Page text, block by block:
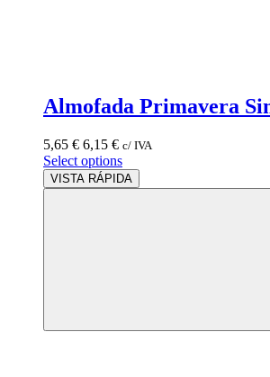
Almofada Primavera
5,65 € 6,15 € c/ IVA
Select options
VISTA RÁPIDA